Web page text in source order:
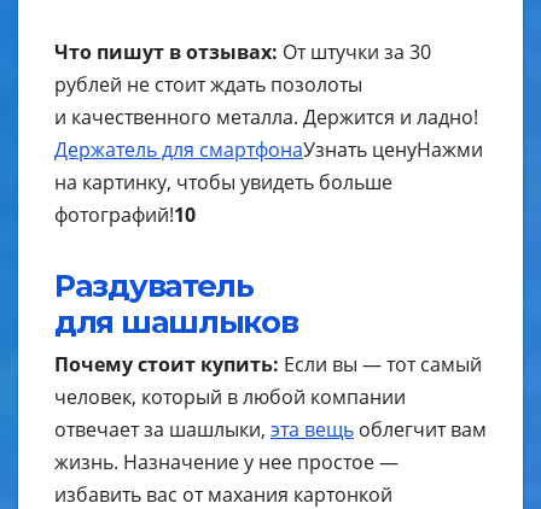
Что пишут в отзывах: От штучки за 30
рублей не стоит ждать позолоты
и качественного металла. Держится и ладно!
Держатель для смартфонаУзнать ценуНажми
на картинку, чтобы увидеть больше
фотографий!10
Раздуватель
для шашлыков
Почему стоит купить: Если вы — тот самый
человек, который в любой компании
отвечает за шашлыки, эта вещь облегчит вам
жизнь. Назначение у нее простое —
избавить вас от махания картонкой